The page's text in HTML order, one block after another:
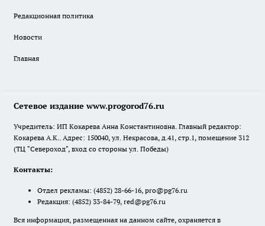
Редакционная политика
Новости
Главная
Сетевое издание www.progorod76.ru
Учредитель: ИП Кокарева Анна Константиновна. Главный редактор:
Кокарева А.К.. Адрес: 150040, ул. Некрасова, д.41, стр.1, помещение 312
(ТЦ "Североход", вход со стороны ул. Победы)
Контакты:
Отдел рекламы: (4852) 28-66-16, pro@pg76.ru
Редакция: (4852) 33-84-79, red@pg76.ru
Вся информация, размещенная на данном сайте, охраняется в